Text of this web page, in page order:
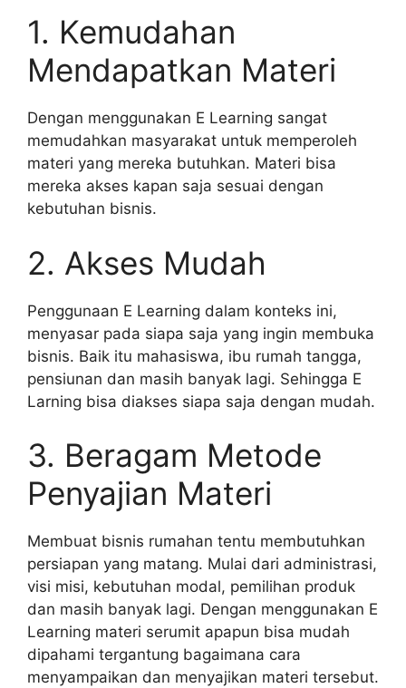
1. Kemudahan
Mendapatkan Materi
Dengan menggunakan E Learning sangat
memudahkan masyarakat untuk memperoleh
materi yang mereka butuhkan. Materi bisa
mereka akses kapan saja sesuai dengan
kebutuhan bisnis.
2. Akses Mudah
Penggunaan E Learning dalam konteks ini,
menyasar pada siapa saja yang ingin membuka
bisnis. Baik itu mahasiswa, ibu rumah tangga,
pensiunan dan masih banyak lagi. Sehingga E
Larning bisa diakses siapa saja dengan mudah.
3. Beragam Metode
Penyajian Materi
Membuat bisnis rumahan tentu membutuhkan
persiapan yang matang. Mulai dari administrasi,
visi misi, kebutuhan modal, pemilihan produk
dan masih banyak lagi. Dengan menggunakan E
Learning materi serumit apapun bisa mudah
dipahami tergantung bagaimana cara
menyampaikan dan menyajikan materi tersebut.